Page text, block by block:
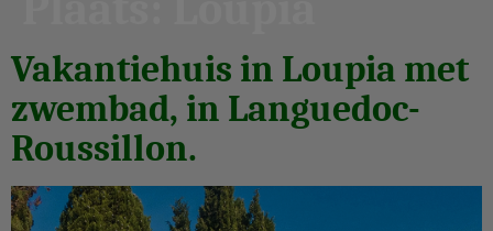
Vakantiehuis in Loupia met
zwembad, in Languedoc-
Roussillon.